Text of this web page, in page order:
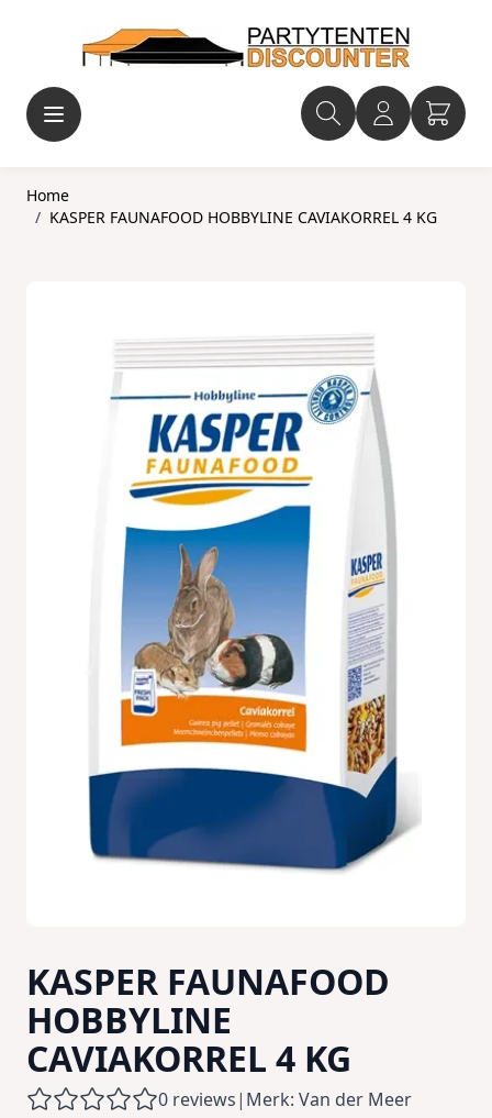
Home
/ KASPER FAUNAFOOD HOBBYLINE CAVIAKORREL 4 KG
KASPER FAUNAFOOD
HOBBYLINE
CAVIAKORREL 4 KG
0 reviews| Merk: Van der Meer